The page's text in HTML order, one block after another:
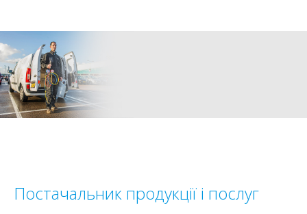
Постачальник продукції і послуг